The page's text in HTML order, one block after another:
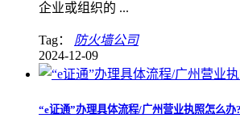
企业或组织的 ...
Tag：
防火墙公司
2024-12-09
“e证通”办理具体流程/广州营业执照怎么办?